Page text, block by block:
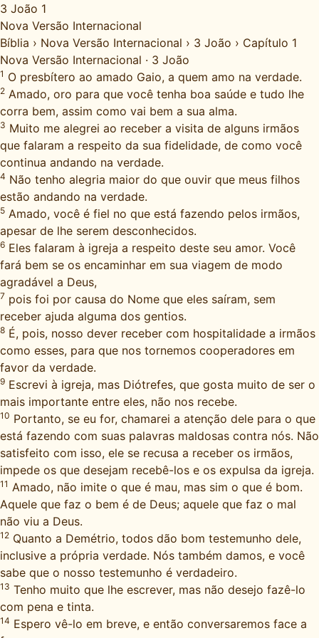
3 João 1
Nova Versão Internacional
Bíblia › Nova Versão Internacional › 3 João › Capítulo 1
Nova Versão Internacional · 3 João
1 O presbítero ao amado Gaio, a quem amo na verdade.
2 Amado, oro para que você tenha boa saúde e tudo lhe
corra bem, assim como vai bem a sua alma.
3 Muito me alegrei ao receber a visita de alguns irmãos
que falaram a respeito da sua fidelidade, de como você
continua andando na verdade.
4 Não tenho alegria maior do que ouvir que meus filhos
estão andando na verdade.
5 Amado, você é fiel no que está fazendo pelos irmãos,
apesar de lhe serem desconhecidos.
6 Eles falaram à igreja a respeito deste seu amor. Você
fará bem se os encaminhar em sua viagem de modo
agradável a Deus,
7 pois foi por causa do Nome que eles saíram, sem
receber ajuda alguma dos gentios.
8 É, pois, nosso dever receber com hospitalidade a irmãos
como esses, para que nos tornemos cooperadores em
favor da verdade.
9 Escrevi à igreja, mas Diótrefes, que gosta muito de ser o
mais importante entre eles, não nos recebe.
10 Portanto, se eu for, chamarei a atenção dele para o que
está fazendo com suas palavras maldosas contra nós. Não
satisfeito com isso, ele se recusa a receber os irmãos,
impede os que desejam recebê-los e os expulsa da igreja.
11 Amado, não imite o que é mau, mas sim o que é bom.
Aquele que faz o bem é de Deus; aquele que faz o mal
não viu a Deus.
12 Quanto a Demétrio, todos dão bom testemunho dele,
inclusive a própria verdade. Nós também damos, e você
sabe que o nosso testemunho é verdadeiro.
13 Tenho muito que lhe escrever, mas não desejo fazê-lo
com pena e tinta.
14 Espero vê-lo em breve, e então conversaremos face a